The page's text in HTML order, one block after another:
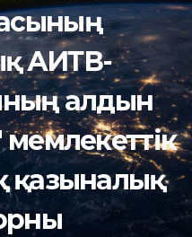
АИТВ-
алдын
қазыналық